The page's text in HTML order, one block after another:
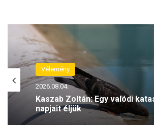
Vélemény
2026.08.04.
Kaszab Zoltán: Egy valódi
napjait éljük